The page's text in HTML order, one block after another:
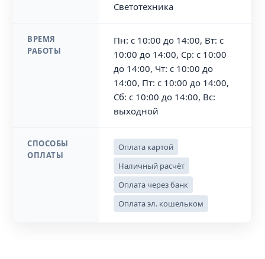
Светотехника
ВРЕМЯ
РАБОТЫ
Пн: с 10:00 до 14:00, Вт: с
10:00 до 14:00, Ср: с 10:00
до 14:00, Чт: с 10:00 до
14:00, Пт: с 10:00 до 14:00,
Сб: с 10:00 до 14:00, Вс:
выходной
СПОСОБЫ
ОПЛАТЫ
Оплата картой
Наличный расчёт
Оплата через банк
Оплата эл. кошельком